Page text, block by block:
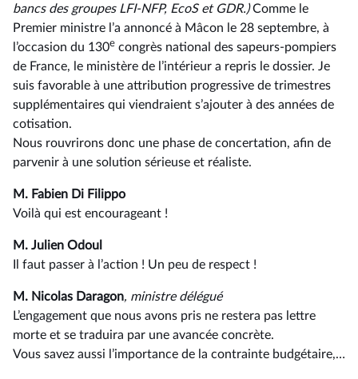
bancs des groupes LFI-NFP, EcoS et GDR.)Comme le
Premier ministre l’a annoncé à Mâcon le 28 septembre, à
l’occasion du 130e congrès national des sapeurs-pompiers
de France, le ministère de l’intérieur a repris le dossier. Je
suis favorable à une attribution progressive de trimestres
supplémentaires qui viendraient s’ajouter à des années de
cotisation.
Nous rouvrirons donc une phase de concertation, afin de
parvenir à une solution sérieuse et réaliste.
M. Fabien Di Filippo
Voilà qui est encourageant !
M. Julien Odoul
Il faut passer à l’action ! Un peu de respect !
M. Nicolas Daragon, ministre délégué
L’engagement que nous avons pris ne restera pas lettre
morte et se traduira par une avancée concrète.
Vous savez aussi l’importance de la contrainte budgétaire,…